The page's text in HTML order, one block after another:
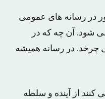
در رسانه های عمومی
شود. آن چه که در
چرخد. در رسانه همیشه
کنند از آینده و سلطه